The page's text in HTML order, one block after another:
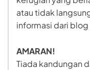
atau tidak
informasi dari blog
AMARAN!
Tiada kandungan